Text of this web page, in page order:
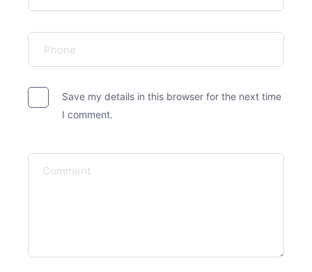
Save my details in this browser for the next time
I comment.